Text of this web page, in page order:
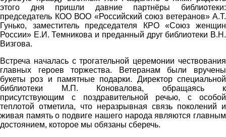
этого дня пришли давние партнёры библиотеки:
председатель КОО ВОО «Российский союз ветеранов» А.Т.
Гунько, заместитель председателя КРО «Союз женщин
России» Е.И. Темникова и преданный друг библиотеки В.Н.
Визгова.
Встреча началась с трогательной церемонии чествования
главных героев торжества. Ветеранам были вручены
букеты роз и памятные подарки. Директор специальной
библиотеки М.П. Коновалова, обращаясь к
присутствующим с поздравительной речью, с особой
теплотой отметила, что неразрывная связь поколений и
живая память о подвиге нашего народа являются главным
достоянием, которое мы обязаны сберечь.